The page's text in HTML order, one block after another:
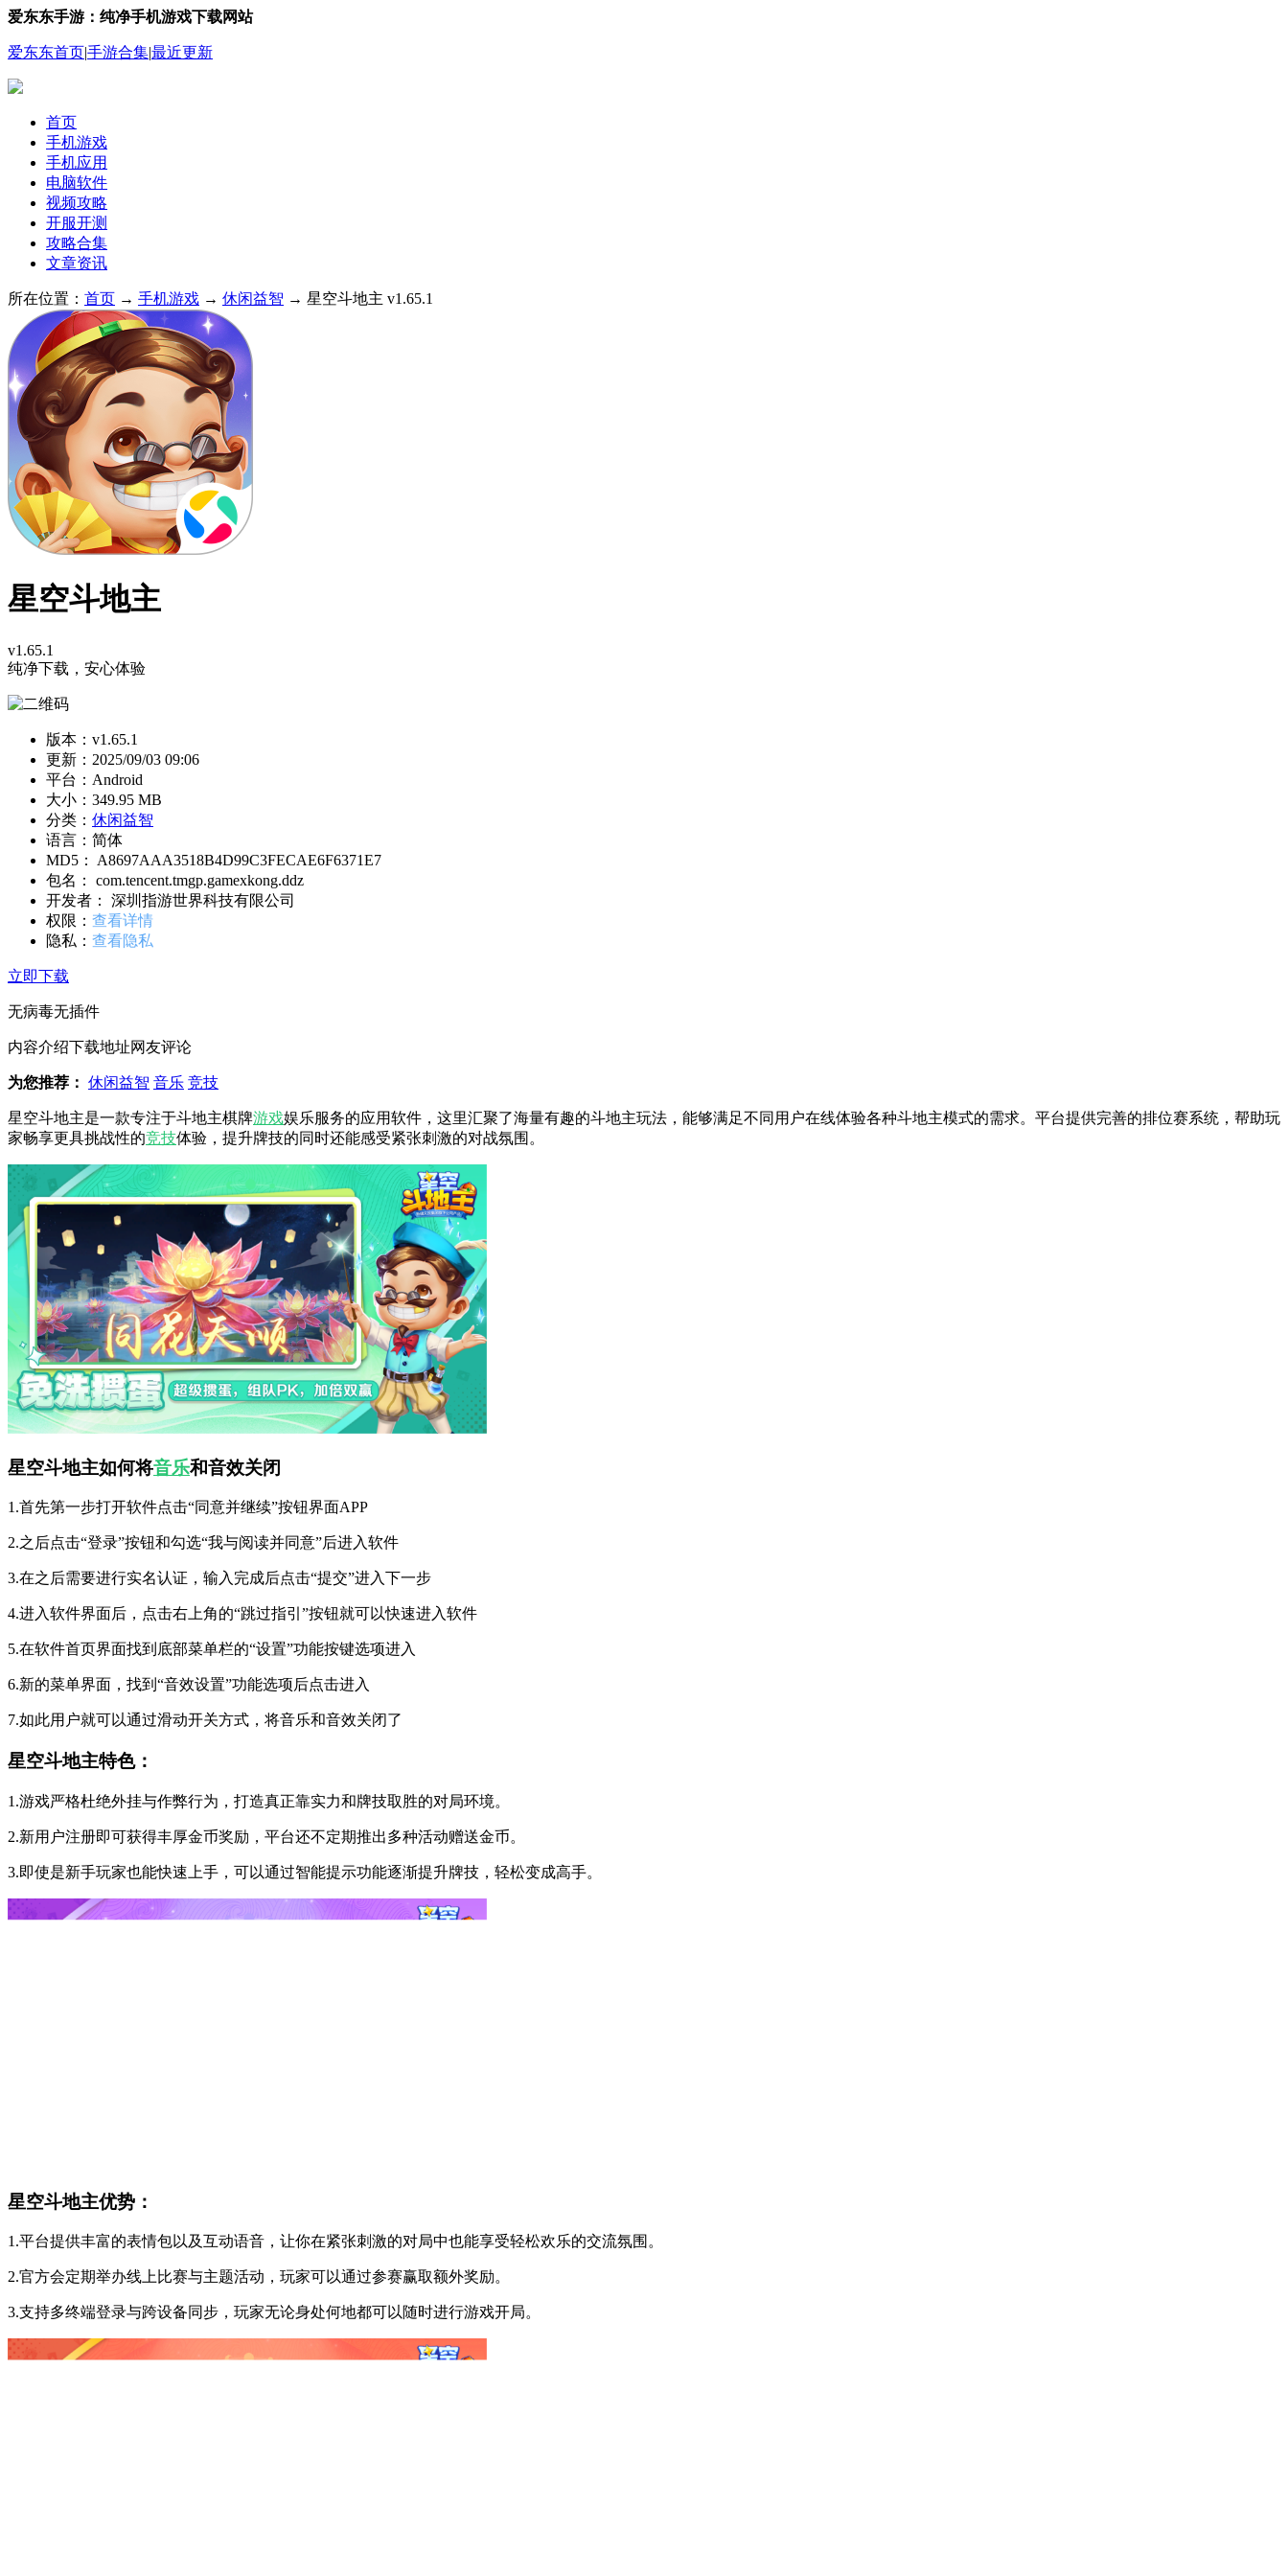
爱东东手游：纯净手机游戏下载网站
爱东东首页|手游合集|最近更新
首页
手机游戏
手机应用
电脑软件
视频攻略
开服开测
攻略合集
文章资讯
所在位置： 首页 → 手机游戏 → 休闲益智 → 星空斗地主 v1.65.1
星空斗地主
v1.65.1
纯净下载，安心体验
版本：v1.65.1
更新： 2025/09/03 09:06
平台：Android
大小：349.95 MB
分类： 休闲益智
语言：简体
MD5： A8697AAA3518B4D99C3FECAE6F6371E7
包名： com.tencent.tmgp.gamexkong.ddz
开发者： 深圳指游世界科技有限公司
权限： 查看详情
隐私： 查看隐私
立即下载
无病毒无插件
内容介绍下载地址网友评论
为您推荐： 休闲益智 音乐 竞技
星空斗地主是一款专注于斗地主棋牌游戏娱乐服务的应用软件，这里汇聚了海量有趣的斗地主玩法，能够满足不同用户在线体验各种斗地主模式的需求。平台提供完善的排位赛系统，帮助玩
家畅享更具挑战性的竞技体验，提升牌技的同时还能感受紧张刺激的对战氛围。
星空斗地主如何将音乐和音效关闭
1.首先第一步打开软件点击“同意并继续”按钮界面APP
2.之后点击“登录”按钮和勾选“我与阅读并同意”后进入软件
3.在之后需要进行实名认证，输入完成后点击“提交”进入下一步
4.进入软件界面后，点击右上角的“跳过指引”按钮就可以快速进入软件
5.在软件首页界面找到底部菜单栏的“设置”功能按键选项进入
6.新的菜单界面，找到“音效设置”功能选项后点击进入
7.如此用户就可以通过滑动开关方式，将音乐和音效关闭了
星空斗地主特色：
1.游戏严格杜绝外挂与作弊行为，打造真正靠实力和牌技取胜的对局环境。
2.新用户注册即可获得丰厚金币奖励，平台还不定期推出多种活动赠送金币。
3.即使是新手玩家也能快速上手，可以通过智能提示功能逐渐提升牌技，轻松变成高手。
星空斗地主优势：
1.平台提供丰富的表情包以及互动语音，让你在紧张刺激的对局中也能享受轻松欢乐的交流氛围。
2.官方会定期举办线上比赛与主题活动，玩家可以通过参赛赢取额外奖励。
3.支持多终端登录与跨设备同步，玩家无论身处何地都可以随时进行游戏开局。